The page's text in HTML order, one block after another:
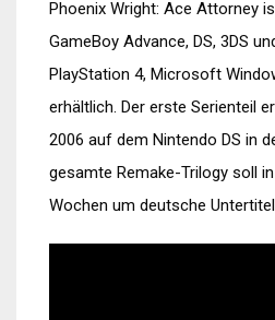
Phoenix Wright: Ace Attorney
GameBoy Advance, DS, 3DS
PlayStation 4, Microsoft
erhältlich. Der erste Serienteil
2006 auf dem Nintendo DS in
gesamte Remake-Trilogy soll
Wochen um deutsche